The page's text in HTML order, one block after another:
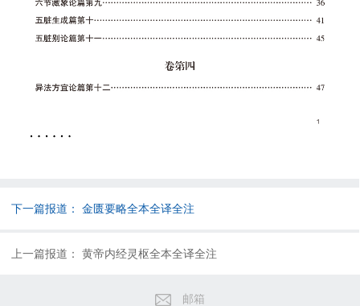
下一篇报道： 金匮要略全本全译全注
上一篇报道： 黄帝内经灵枢全本全译全注
邮箱